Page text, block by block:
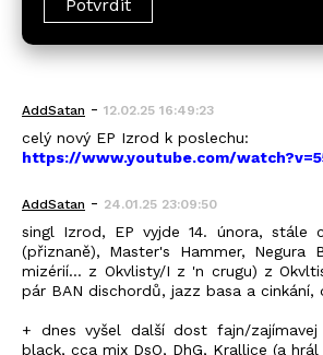
AddSatan - 12.02.25 16:49:23
celý nový EP Izrod k poslechu:
https://www.youtube.com/
AddSatan - 24.01.25 23:09:50
singl Izrod, EP vyjde 14. února, stále
(přiznaně), Master's Hammer, Negura
mizérií... z Okvlisty/I z 'n crugu) z
pár BAN dischordů, jazz basa a cinkání,
+ dnes vyšel další dost fajn/zajímavej
black, cca mix DsO, DhG, Krallice (a